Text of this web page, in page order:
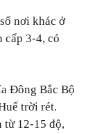
nơi khác ở
cấp 3-4, có
Đông Bắc Bộ
trời rét.
từ 12-15 độ,